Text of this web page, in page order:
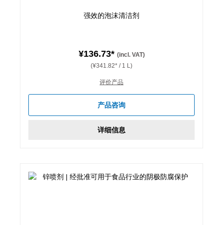
强效的泡沫清洁剂
¥136.73* (incl. VAT)
(¥341.82* / 1 L)
评价产品
产品咨询
详细信息